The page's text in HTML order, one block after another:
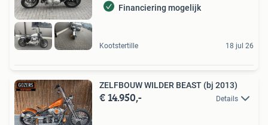
Financiering mogelijk
Kootstertille 18 jul 26
ZELFBOUW WILDER BEAST (bj 2013)
€ 14.950,- Details